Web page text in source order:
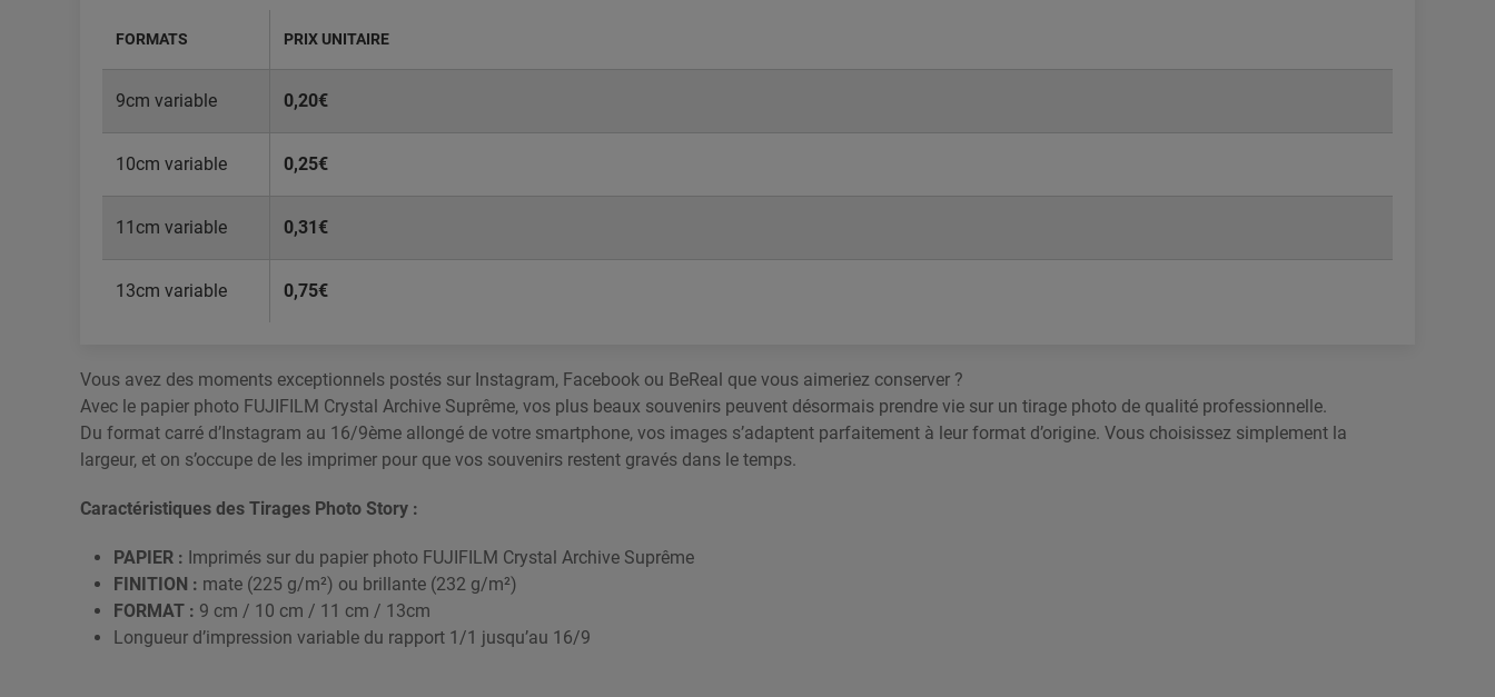
FORMATS PRIX UNITAIRE
9cm variable 0,20€
10cm variable 0,25€
11cm variable 0,31€
13cm variable 0,75€
Vous avez des moments exceptionnels postés sur Instagram, Facebook ou BeReal que vous aimeriez conserver ?
Avec le papier photo FUJIFILM Crystal Archive Suprême, vos plus beaux souvenirs peuvent désormais prendre vie sur un tirage photo de qualité professionnelle.
Du format carré d’Instagram au 16/9ème allongé de votre smartphone, vos images s’adaptent parfaitement à leur format d’origine. Vous choisissez simplement la
largeur, et on s’occupe de les imprimer pour que vos souvenirs restent gravés dans le temps.
Caractéristiques des Tirages Photo Story :
PAPIER : Imprimés sur du papier photo FUJIFILM Crystal Archive Suprême
FINITION : mate (225 g/m²) ou brillante (232 g/m²)
FORMAT : 9 cm / 10 cm / 11 cm / 13cm
Longueur d’impression variable du rapport 1/1 jusqu’au 16/9